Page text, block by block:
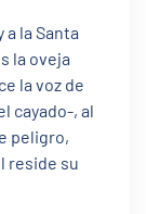
a la Santa
la oveja
la voz de
cayado-, al
peligro,
reside su